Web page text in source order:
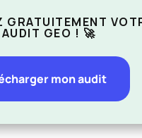
réussir à l’heure
GRATUITEMENT
AUDIT GEO ! 🚀
mon audit